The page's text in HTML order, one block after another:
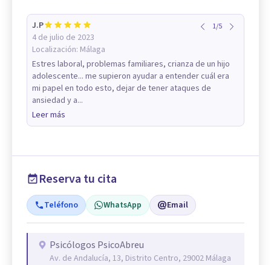
J.P
4 de julio de 2023
Localización: Málaga
1/5
Estres laboral, problemas familiares, crianza de un hijo
adolescente... me supieron ayudar a entender cuál era
mi papel en todo esto, dejar de tener ataques de
ansiedad y a...
Leer más
Reserva tu cita
Teléfono WhatsApp Email
Psicólogos PsicoAbreu
Av. de Andalucía, 13, Distrito Centro, 29002 Málaga